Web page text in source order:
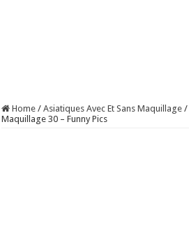
Home / Asiatiques Avec Et Sans Maquillage /
Maquillage 30 – Funny Pics